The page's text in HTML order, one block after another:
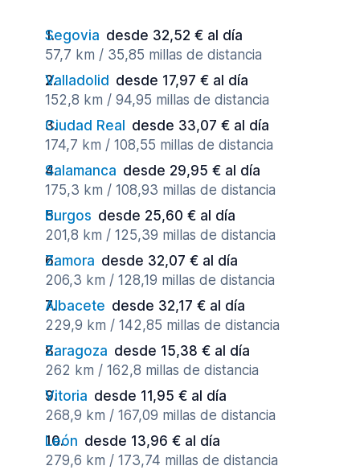
Segovia desde 32,52 € al día
57,7 km / 35,85 millas de distancia
Valladolid desde 17,97 € al día
152,8 km / 94,95 millas de distancia
Ciudad Real
desde 33,07 € al día
174,7 km / 108,55 millas de distancia
Salamanca desde 29,95 € al día
175,3 km / 108,93 millas de distancia
Burgos desde 25,60 € al día
201,8 km / 125,39 millas de distancia
Zamora desde 32,07 € al día
206,3 km / 128,19 millas de distancia
Albacete desde 32,17 € al día
229,9 km / 142,85 millas de distancia
Zaragoza desde 15,38 € al día
262 km / 162,8 millas de distancia
Vitoria desde 11,95 € al día
268,9 km / 167,09 millas de distancia
León desde 13,96 € al día
279,6 km / 173,74 millas de distancia